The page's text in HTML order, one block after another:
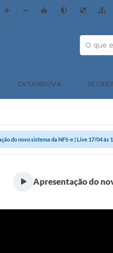
CATANDUVA
do novo sistema da NFS-e | Live 17/04 às
Apresentação do